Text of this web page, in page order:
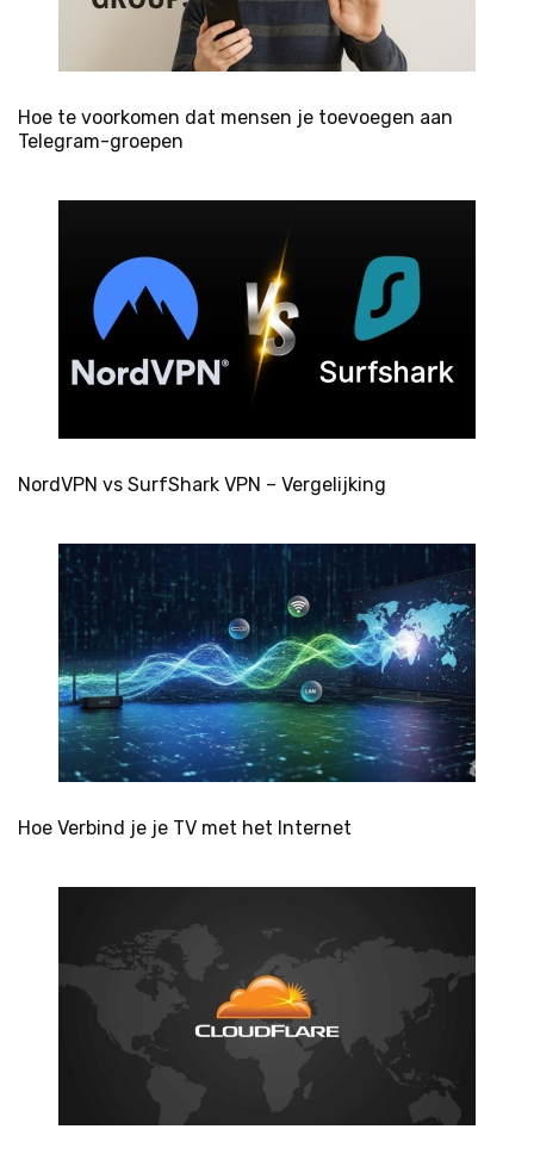
Hoe te voorkomen dat mensen je toevoegen aan
Telegram-groepen
NordVPN vs SurfShark VPN – Vergelijking
Hoe Verbind je je TV met het Internet